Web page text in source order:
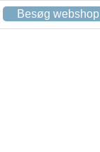
Besøg webshop